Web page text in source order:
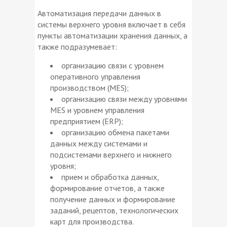
Автоматизация передачи данных в
системы верхнего уровня включает в себя
пункты автоматизации хранения данных, а
также подразумевает:
организацию связи с уровнем
оперативного управления
производством (MES);
организацию связи между уровнями
MES и уровнем управления
предприятием (ERP);
организацию обмена пакетами
данных между системами и
подсистемами верхнего и нижнего
уровня;
прием и обработка данных,
формирование отчетов, а также
получение данных и формирование
заданий, рецептов, технологических
карт для производства.